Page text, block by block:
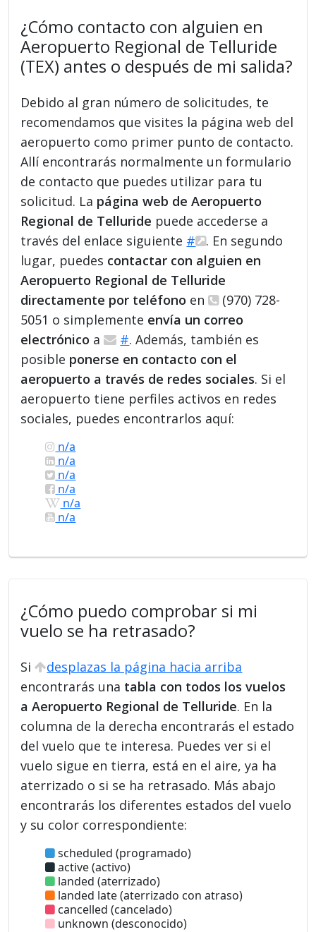
¿Cómo contacto con alguien en
Aeropuerto Regional de Telluride
(TEX) antes o después de mi salida?
Debido al gran número de solicitudes, te
recomendamos que visites la página web del
aeropuerto como primer punto de contacto.
Allí encontrarás normalmente un formulario
de contacto que puedes utilizar para tu
solicitud. La página web de Aeropuerto
Regional de Telluride puede accederse a
través del enlace siguiente #
. En segundo
lugar, puedes contactar con alguien en
Aeropuerto Regional de Telluride
directamente por teléfono en
(970) 728-
5051 o simplemente envía un correo
electrónico a #. Además, también es
posible ponerse en contacto con el
aeropuerto a través de redes sociales. Si el
aeropuerto tiene perfiles activos en redes
sociales, puedes encontrarlos aquí:
n/a
n/a
n/a
n/a
n/a
n/a
¿Cómo puedo comprobar si mi
vuelo se ha retrasado?
Si
desplazas la página hacia arriba
encontrarás una tabla con todos los vuelos
a Aeropuerto Regional de Telluride. En la
columna de la derecha encontrarás el estado
del vuelo que te interesa. Puedes ver si el
vuelo sigue en tierra, está en el aire, ya ha
aterrizado o si se ha retrasado. Más abajo
encontrarás los diferentes estados del vuelo
y su color correspondiente:
scheduled (programado)
active (activo)
landed (aterrizado)
landed late (aterrizado con atraso)
cancelled (cancelado)
unknown (desconocido)